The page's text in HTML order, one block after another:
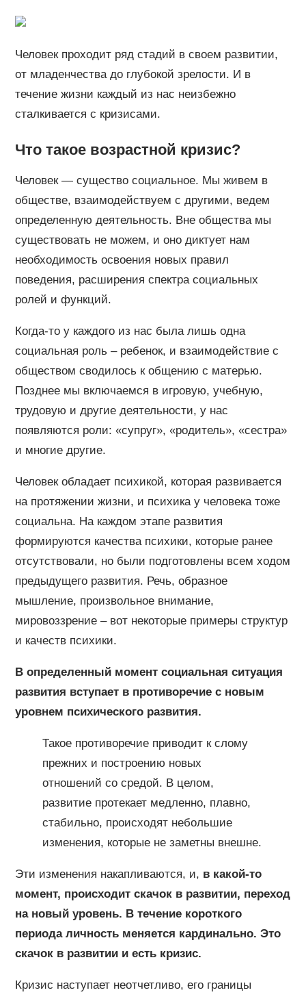
Человек проходит ряд стадий в своем развитии,
от младенчества до глубокой зрелости. И в
течение жизни каждый из нас неизбежно
сталкивается с кризисами.
Что такое возрастной кризис?
Человек — существо социальное. Мы живем в
обществе, взаимодействуем с другими, ведем
определенную деятельность. Вне общества мы
существовать не можем, и оно диктует нам
необходимость освоения новых правил
поведения, расширения спектра социальных
ролей и функций.
Когда-то у каждого из нас была лишь одна
социальная роль – ребенок, и взаимодействие с
обществом сводилось к общению с матерью.
Позднее мы включаемся в игровую, учебную,
трудовую и другие деятельности, у нас
появляются роли: «супруг», «родитель», «сестра»
и многие другие.
Человек обладает психикой, которая развивается
на протяжении жизни, и психика у человека тоже
социальна. На каждом этапе развития
формируются качества психики, которые ранее
отсутствовали, но были подготовлены всем ходом
предыдущего развития. Речь, образное
мышление, произвольное внимание,
мировоззрение – вот некоторые примеры структур
и качеств психики.
В определенный момент социальная ситуация
развития вступает в противоречие с новым
уровнем психического развития.
Такое противоречие приводит к слому
прежних и построению новых
отношений со средой. В целом,
развитие протекает медленно, плавно,
стабильно, происходят небольшие
изменения, которые не заметны внешне.
Эти изменения накапливаются, и, в какой-то
момент, происходит скачок в развитии, переход
на новый уровень. В течение короткого
периода личность меняется кардинально. Это
скачок в развитии и есть кризис.
Кризис наступает неотчетливо, его границы